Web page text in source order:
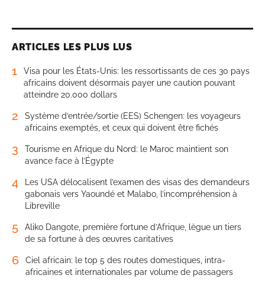
ARTICLES LES PLUS LUS
1
Visa pour les États-Unis: les ressortissants de ces 30 pays
africains doivent désormais payer une caution pouvant
atteindre 20.000 dollars
2
Système d’entrée/sortie (EES) Schengen: les voyageurs
africains exemptés, et ceux qui doivent être fichés
3
Tourisme en Afrique du Nord: le Maroc maintient son
avance face à l’Égypte
4
Les USA délocalisent l’examen des visas des demandeurs
gabonais vers Yaoundé et Malabo, l’incompréhension à
Libreville
5
Aliko Dangote, première fortune d’Afrique, lègue un tiers
de sa fortune à des œuvres caritatives
6
Ciel africain: le top 5 des routes domestiques, intra-
africaines et internationales par volume de passagers